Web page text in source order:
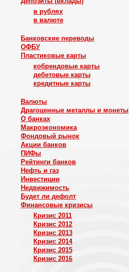
в рублях
в валюте
Банковские переводы
ОФБУ
Пластиковые карты
кобрендовые карты
дебетовые карты
кредитные карты
Валюты
Драгоценные металлы и монеты
О банках
Макроэкономика
Фондовый рынок
Акции банков
ПИФы
Рейтинги банков
Нефть и газ
Инвестиции
Недвижимость
Будет ли дефолт
Финансовые кризисы
Кризис 2011
Кризис 2012
Кризис 2013
Кризис 2014
Кризис 2015
Кризис 2016